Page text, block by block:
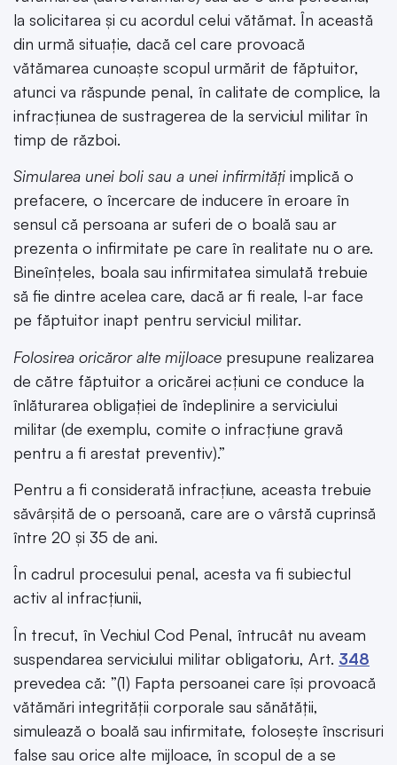
la solicitarea şi cu acordul celui vătămat. În această
din urmă situație, dacă cel care provoacă
vătămarea cunoaște scopul urmărit de făptuitor,
atunci va răspunde penal, în calitate de complice, la
infracțiunea de sustragerea de la serviciul militar în
timp de război.
Simularea unei boli sau a unei infirmități implică o
prefacere, o încercare de inducere în eroare în
sensul că persoana ar suferi de o boală sau ar
prezenta o infirmitate pe care în realitate nu o are.
Bineînțeles, boala sau infirmitatea simulată trebuie
să fie dintre acelea care, dacă ar fi reale, l-ar face
pe făptuitor inapt pentru serviciul militar.
Folosirea oricăror alte mijloace presupune realizarea
de către făptuitor a oricărei acțiuni ce conduce la
înlăturarea obligației de îndeplinire a serviciului
militar (de exemplu, comite o infracțiune gravă
pentru a fi arestat preventiv).”
Pentru a fi considerată infracțiune, aceasta trebuie
săvârșită de o persoană, care are o vârstă cuprinsă
între 20 și 35 de ani.
În cadrul procesului penal, acesta va fi subiectul
activ al infracțiunii,
În trecut, în Vechiul Cod Penal, întrucât nu aveam
suspendarea serviciului militar obligatoriu, Art. 348
prevedea că: ”(1) Fapta persoanei care își provoacă
vătămări integrității corporale sau sănătății,
simulează o boală sau infirmitate, folosește înscrisuri
false sau orice alte mijloace, în scopul de a se